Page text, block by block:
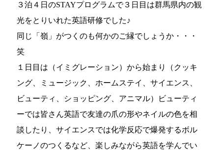
３泊４日のSTAYプログラムで３日目は群馬県内の観
光をとりいれた英語研修でした♪
同じ「嶺」がつくのも何かのご縁でしょうか・・・
笑
１日目は（イミグレーション）から始まり（クッキ
ング、ミュージック、ホームステイ、サイエンス、
ビューティ、ショッピング、アニマル）ビューティ
ーでは皆さん英語で友達の爪の形やネイルの色を相
談したり、サイエンスでは化学反応で爆発するボル
ケーノのつくるなど、楽しみながら英語を学んでい